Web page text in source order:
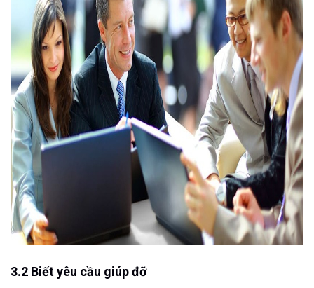
3.2 Biết yêu cầu giúp đỡ